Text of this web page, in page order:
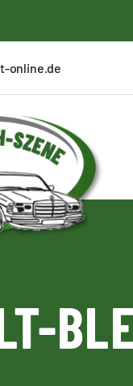
online.de